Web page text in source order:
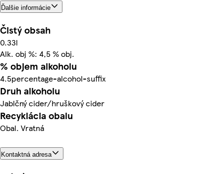
Ďalšie informácie
Čistý obsah
0.33l
Alk. obj %: 4,5 % obj.
% objem alkoholu
4.5percentage-alcohol-suffix
Druh alkoholu
Jablčný cider/hruškový cider
Recyklácia obalu
Obal. Vratná
Kontaktná adresa